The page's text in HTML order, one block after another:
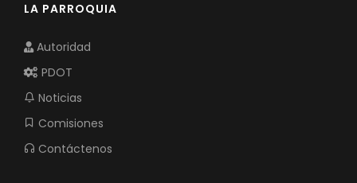
LA PARROQUIA
Autoridad
PDOT
Noticias
Comisiones
Contáctenos